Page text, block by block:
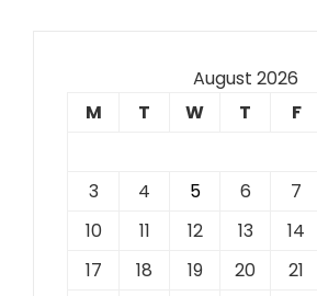
August 2026
M
T W T F
3
4 5 6 7
10
11 12 13 14
17
18 19 20 21